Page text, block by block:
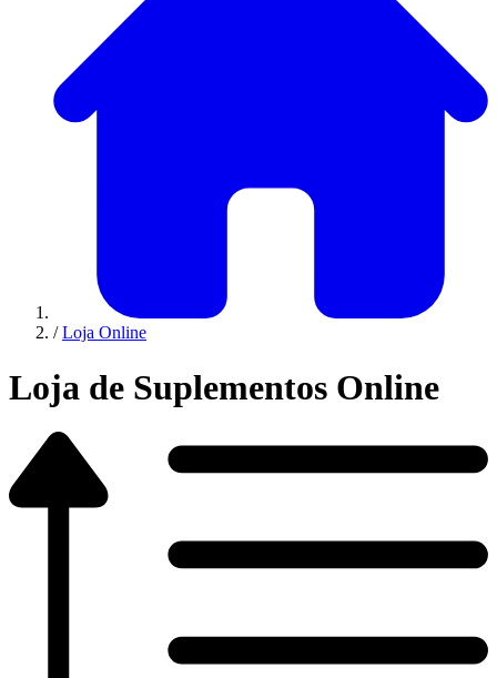
/ Loja Online
Loja de Suplementos Online